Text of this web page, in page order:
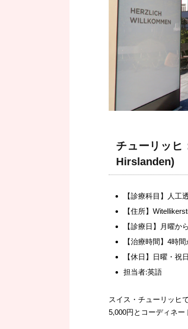
チューリッヒ
Hirslanden)
【診療科目】人工
【住所】
【診療日】月曜か
【治療時間】4時
【休日】日曜・祝日
担当者:英語
スイス・チューリッヒ
5,000円とコーディネー